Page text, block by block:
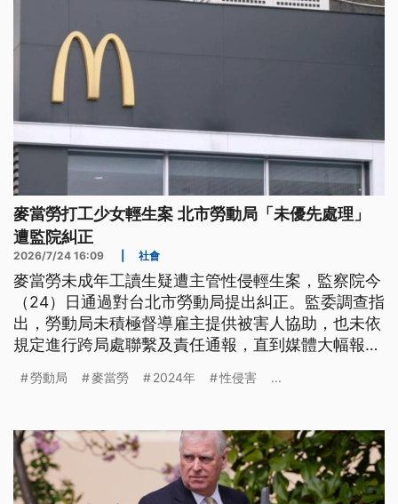
麥當勞打工少女輕生案 北市勞動局「未優先處理」
遭監院糾正
2026/7/24 16:09 社會
麥當勞未成年工讀生疑遭主管性侵輕生案，監察院今
（24）日通過對台北市勞動局提出糾正。監委調查指
出，勞動局未積極督導雇主提供被害人協助，也未依
規定進行跨局處聯繫及責任通報，直到媒體大幅報導
元，核有怠失。
勞動局 麥當勞 2024年 性侵害 ...